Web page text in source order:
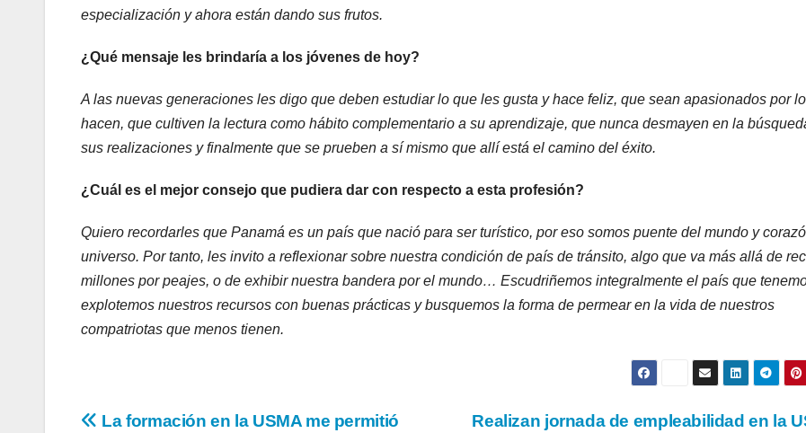
especialización y ahora están dando sus frutos.
¿Qué mensaje les brindaría a los jóvenes de hoy?
A las nuevas generaciones les digo que deben estudiar lo que les gusta y hace feliz, que sean apasionados por
hacen, que cultiven la lectura como hábito complementario a su aprendizaje, que nunca desmayen en la
sus realizaciones y finalmente que se prueben a sí mismo que allí está el camino del éxito.
¿Cuál es el mejor consejo que pudiera dar con respecto a esta profesión?
Quiero recordarles que Panamá es un país que nació para ser turístico, por eso somos puente del mundo y
universo. Por tanto, les invito a reflexionar sobre nuestra condición de país de tránsito, algo que va más allá de
millones por peajes, o de exhibir nuestra bandera por el mundo… Escudriñemos integralmente el país que
explotemos nuestros recursos con buenas prácticas y busquemos la forma de permear en la vida de nuestros
compatriotas que menos tienen.
Realizan jornada de empleabilidad en la
La formación en la USMA me permitió